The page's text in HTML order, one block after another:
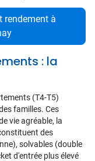
rendement à
: la
(T4-T5)
familles. Ces
vie agréable, la
des
solvables (double
d'entrée plus élevé